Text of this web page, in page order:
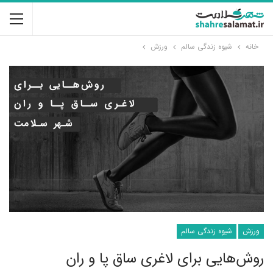
خانه شیوه زندگی سالم ورزش
ورزش شیوه زندگی سالم
روش‌هایی برای لاغری ساق پا و ران